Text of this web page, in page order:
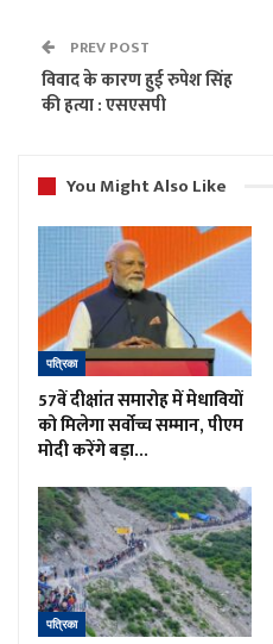
PREV POST
विवाद के कारण हुई रुपेश सिंह
की हत्या : एसएसपी
You Might Also Like
पत्रिका
57वें दीक्षांत समारोह में मेधावियों
को मिलेगा सर्वोच्च सम्मान, पीएम
मोदी करेंगे बड़ा…
पत्रिका